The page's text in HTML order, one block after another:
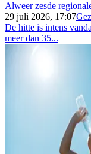
Alweer zesde
29 juli 2026, 17:07
De hitte is intens
meer dan 35...